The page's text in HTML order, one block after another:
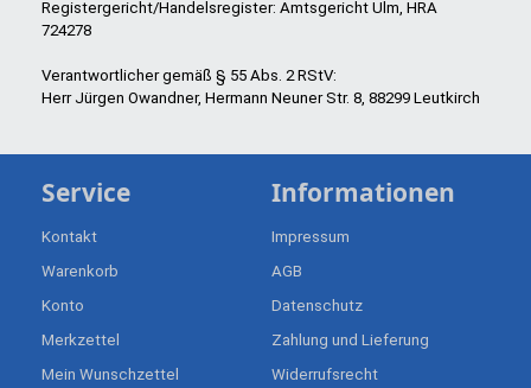
Registergericht/Handelsregister: Amtsgericht Ulm, HRA
724278
Verantwortlicher gemäß § 55 Abs. 2 RStV:
Herr Jürgen Owandner, Hermann Neuner Str. 8, 88299 Leutkirch
Service
Kontakt
Warenkorb
Konto
Merkzettel
Mein Wunschzettel
Informationen
Impressum
AGB
Datenschutz
Zahlung und Lieferung
Widerrufsrecht